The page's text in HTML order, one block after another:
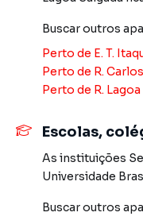
Anuncie seu imóvel!
Xavier e Brito é uma
diversas cidades do
Na Imobiliária Xavier
tradicionais. Já
uma equipe de
campanhas
muito o número de
Buscar outros
Perto de E. T.
Perto de R.
Perto de R.
Escolas,
As instituições
Universidade
Buscar outros